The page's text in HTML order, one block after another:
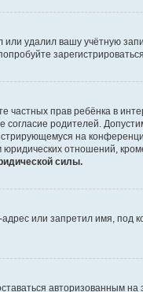
или удалил вашу учётную
зарегистрироваться
частных прав ребёнка в
родителей.
на
отношений,
силы.
или запретил имя, под
авторизованным